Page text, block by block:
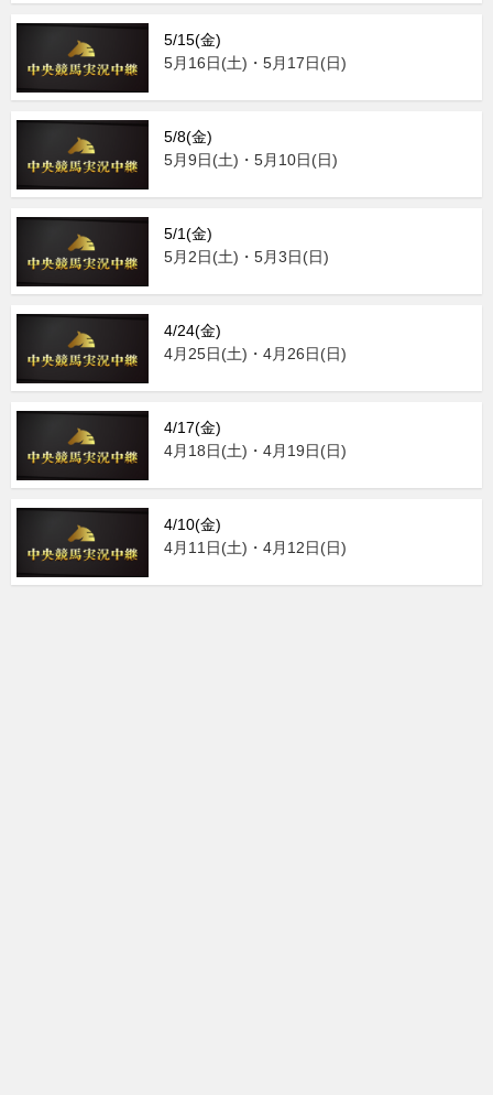
5/15(金)
5月16日(土)・5月17日(日)
5/8(金)
5月9日(土)・5月10日(日)
5/1(金)
5月2日(土)・5月3日(日)
4/24(金)
4月25日(土)・4月26日(日)
4/17(金)
4月18日(土)・4月19日(日)
4/10(金)
4月11日(土)・4月12日(日)